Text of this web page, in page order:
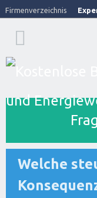
Firmenverzeichnis
Welche